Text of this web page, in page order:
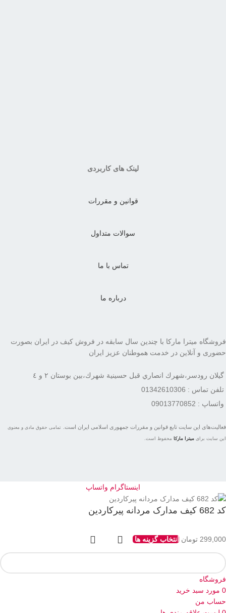
لینک های کاربردی
قوانین و مقررات
سوالات متداول
تماس با ما
درباره ما
فروشگاه میترا مارکا با چندین سال سابقه در فروش کیف در ایران بصورت
حضوری و آنلاین در خدمت هموطنان عزیز ایران
گيلان رودسر،شهرك انصاري قبل حسينية شهرك،بين بوستان ٢ و ٤
تلفن تماس : 01342610306
واتساپ : 09013770852
فعاليت‌های اين سايت تابع قوانين و مقررات جمهوری اسلامی ايران است. تمامی حقوق مادی و معنوی
این سایت برای میترا مارکا محفوظ است.
اینستاگرام واتساپ
کد 682 کیف مدارک مردانه پیرکاردین
299,000 تومان انتخاب گزینه ها
فروشگاه
0 مورد سبد خرید
حساب من